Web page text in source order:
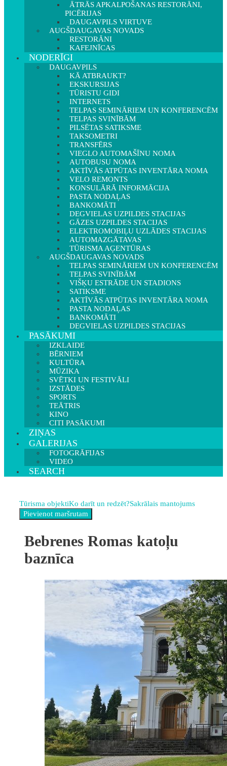
ĀTRĀS APKALPOŠANAS RESTORĀNI,
PICĒRIJAS
DAUGAVPILS VIRTUVE
AUGŠDAUGAVAS NOVADS
RESTORĀNI
KAFEJNĪCAS
NODERĪGI
DAUGAVPILS
KĀ ATBRAUKT?
EKSKURSIJAS
TŪRISTU GIDI
INTERNETS
TELPAS SEMINĀRIEM UN KONFERENCĒM
TELPAS SVINĪBĀM
PILSĒTAS SATIKSME
TAKSOMETRI
TRANSFĒRS
VIEGLO AUTOMAŠĪNU NOMA
AUTOBUSU NOMA
AKTĪVĀS ATPŪTAS INVENTĀRA NOMA
VELO REMONTS
KONSULĀRĀ INFORMĀCIJA
PASTA NODAĻAS
BANKOMĀTI
DEGVIELAS UZPILDES STACIJAS
GĀZES UZPILDES STACIJAS
ELEKTROMOBIĻU UZLĀDES STACIJAS
AUTOMAZGĀTAVAS
TŪRISMA AĢENTŪRAS
AUGŠDAUGAVAS NOVADS
TELPAS SEMINĀRIEM UN KONFERENCĒM
TELPAS SVINĪBĀM
VIŠĶU ESTRĀDE UN STADIONS
SATIKSME
AKTĪVĀS ATPŪTAS INVENTĀRA NOMA
PASTA NODAĻAS
BANKOMĀTI
DEGVIELAS UZPILDES STACIJAS
PASĀKUMI
IZKLAIDE
BĒRNIEM
KULTŪRA
MŪZIKA
SVĒTKI UN FESTIVĀLI
IZSTĀDES
SPORTS
TEĀTRIS
KINO
CITI PASĀKUMI
ZIŅAS
GALERIJAS
FOTOGRĀFIJAS
VIDEO
SEARCH
Tūrisma objektiKo darīt un redzēt?Sakrālais mantojums
Bebrenes Romas katoļu
baznīca